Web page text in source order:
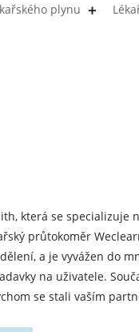
plynu
která se
průtokoměr
a je vyvážen do
na uživatele.
se stali vaším